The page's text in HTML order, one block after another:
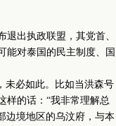
出执政联盟，其党首、
能对泰国的民主制度、国
必如此。比如当洪森号
样的话：“我非常理解总
边境地区的乌汶府，与本